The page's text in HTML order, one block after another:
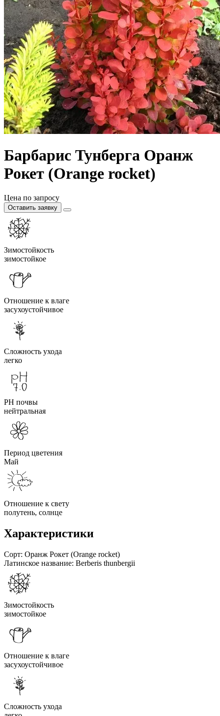
Барбарис Тунберга Оранж
Рокет (Orange rocket)
Цена по запросу
Оставить заявку
Зимостойкость
зимостойкое
Отношение к влаге
засухоустойчивое
Сложность ухода
легко
PH почвы
нейтральная
Период цветения
Май
Отношение к свету
полутень, солнце
Характеристики
Сорт: Оранж Рокет (Orange rocket)
Латинское название: Berberis thunbergii
Зимостойкость
зимостойкое
Отношение к влаге
засухоустойчивое
Сложность ухода